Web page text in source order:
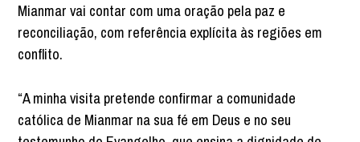
Mianmar vai contar com uma oração pela paz e
reconciliação, com referência explícita às regiões em
conflito.
“A minha visita pretende confirmar a comunidade
católica de Mianmar na sua fé em Deus e no seu